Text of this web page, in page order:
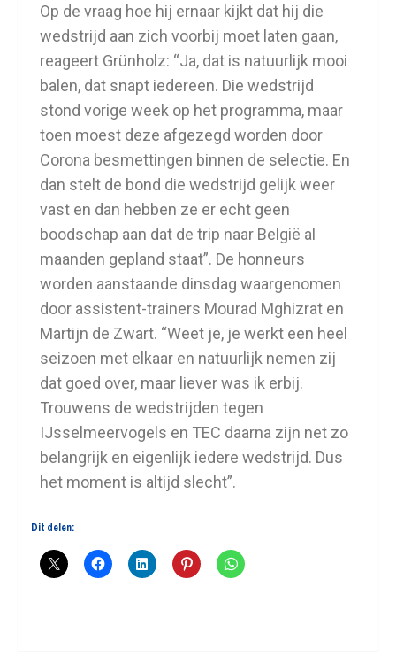
Op de vraag hoe hij ernaar kijkt dat hij die
wedstrijd aan zich voorbij moet laten gaan,
reageert Grünholz: “Ja, dat is natuurlijk mooi
balen, dat snapt iedereen. Die wedstrijd
stond vorige week op het programma, maar
toen moest deze afgezegd worden door
Corona besmettingen binnen de selectie. En
dan stelt de bond die wedstrijd gelijk weer
vast en dan hebben ze er echt geen
boodschap aan dat de trip naar België al
maanden gepland staat”. De honneurs
worden aanstaande dinsdag waargenomen
door assistent-trainers Mourad Mghizrat en
Martijn de Zwart. “Weet je, je werkt een heel
seizoen met elkaar en natuurlijk nemen zij
dat goed over, maar liever was ik erbij.
Trouwens de wedstrijden tegen
IJsselmeervogels en TEC daarna zijn net zo
belangrijk en eigenlijk iedere wedstrijd. Dus
het moment is altijd slecht”.
Dit delen: